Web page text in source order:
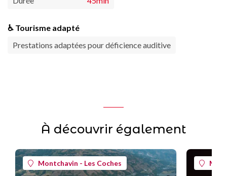
♿ Tourisme adapté
Prestations adaptées pour déficience auditive
À découvrir également
Montchavin - Les Coches